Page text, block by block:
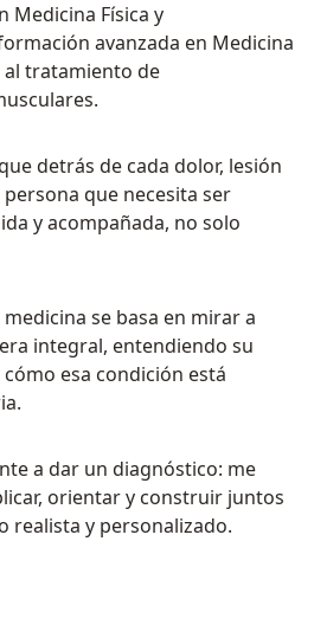
Medicina Física y
avanzada en Medicina
al tratamiento de
detrás de cada dolor, lesión
que necesita ser
y acompañada, no solo
se basa en mirar a
integral, entendiendo su
esa condición está
a dar un diagnóstico: me
orientar y construir juntos
realista y personalizado.